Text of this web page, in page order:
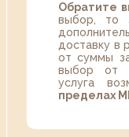
Обратите
выбор, то
доставку в
от суммы
выбор от
услуга
пределах